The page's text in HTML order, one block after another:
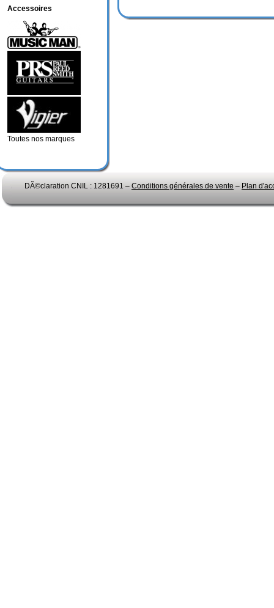
Accessoires
Toutes nos marques
DÃ©claration CNIL : 1281691 – Conditions générales de vente – Plan